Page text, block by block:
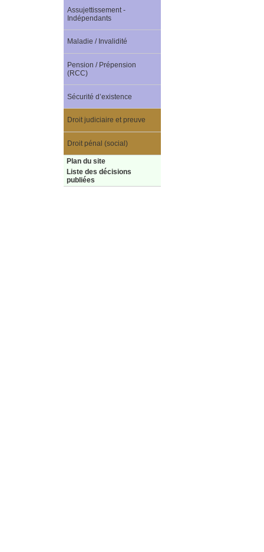
Assujettissement -
Indépendants
Maladie / Invalidité
Pension / Prépension
(RCC)
Sécurité d’existence
Droit judiciaire et preuve
Droit pénal (social)
Plan du site
Liste des décisions
publiées